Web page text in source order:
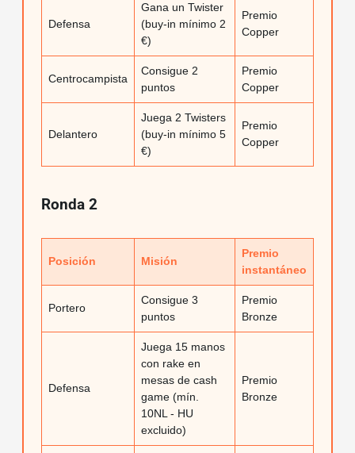
Defensa
Gana un Twister
(buy-in mínimo 2
€)
Premio
Copper
Centrocampista
Consigue 2
puntos
Premio
Copper
Delantero
Juega 2 Twisters
(buy-in mínimo 5
€)
Premio
Copper
Ronda 2
Posición Misión
Premio
instantáneo
Portero
Consigue 3
puntos
Premio
Bronze
Defensa
Juega 15 manos
con rake en
mesas de cash
game (mín.
10NL - HU
excluido)
Premio
Bronze